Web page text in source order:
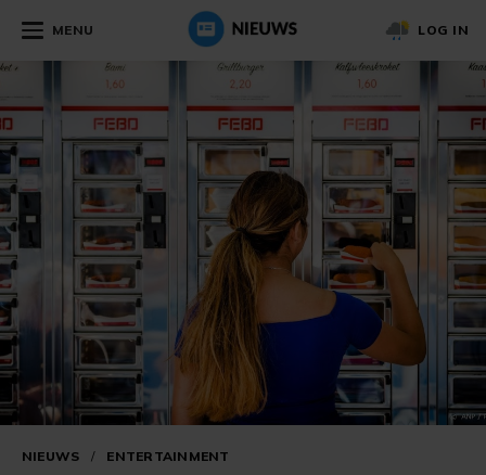
MENU LOG IN
NIEUWS / ENTERTAINMENT